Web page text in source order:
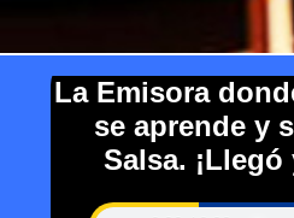
La Emisora
se aprende y
Salsa. ¡Llegó